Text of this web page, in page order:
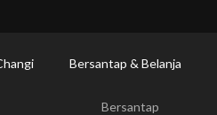
Bersantap & Belanja
Bersantap